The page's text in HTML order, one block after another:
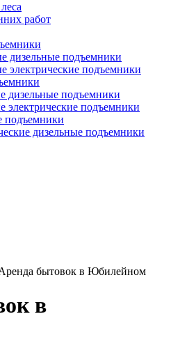
работ
дизельные подъемники
электрические подъемники
дизельные подъемники
электрические подъемники
подъемники
дизельные подъемники
бытовок в Юбилейном
в